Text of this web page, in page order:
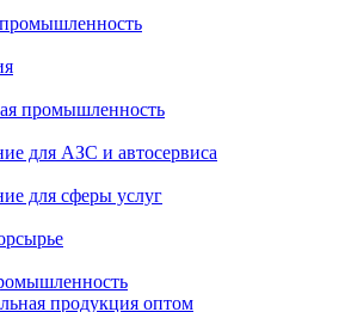
промышленность
для АЗС и автосервиса
для сферы услуг
продукция оптом